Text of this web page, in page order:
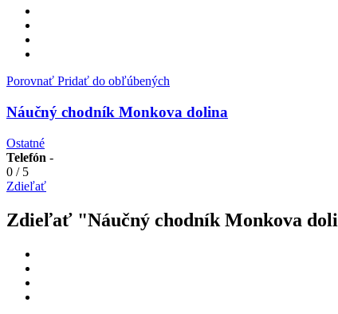
Porovnať Pridať do obľúbených
Náučný chodník Monkova dolina
Ostatné
Telefón -
0 /5
Zdieľať
Zdieľať "Náučný chodník Monkova